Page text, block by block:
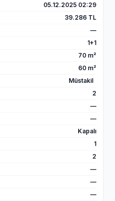
05.12.2025 02:29
39.286 TL
—
1+1
70 m²
60 m²
Müstakil
2
—
—
Kapalı
1
2
—
—
—